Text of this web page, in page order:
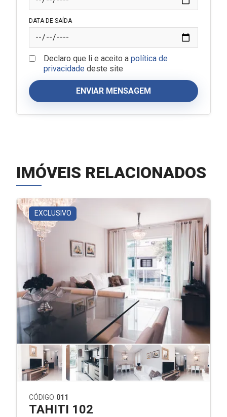
DATA DE SAÍDA
Declaro que li e aceito a política de
privacidade deste site
ENVIAR MENSAGEM
IMÓVEIS RELACIONADOS
EXCLUSIVO
CÓDIGO 011
TAHITI 102